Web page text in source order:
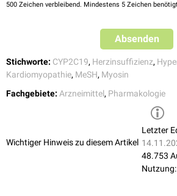
500 Zeichen verbleibend. Mindestens 5 Zeichen
Absenden
Stichworte: CYP2C19, Herzinsuffizienz,
Kardiomyopathie, MeSH, Myosin
Fachgebiete: Arzneimittel, Pharmakologie
Wichtiger Hinweis zu diesem Artikel
Letzter
48.753
Nutzung: